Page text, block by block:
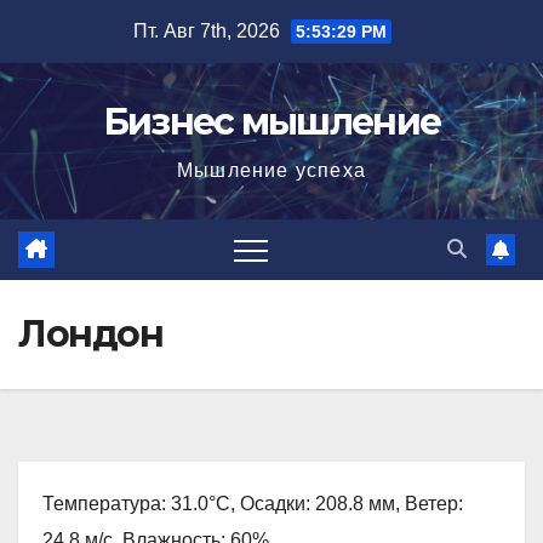
содержимому
Пт. Авг 7th, 2026 5:53:30 PM
Бизнес мышление
Мышление успеха
Лондон
Температура: 31.0°C, Осадки: 208.8 мм, Ветер: